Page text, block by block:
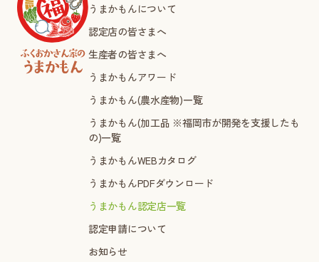
うまかもんについて
認定店の皆さまへ
生産者の皆さまへ
うまかもんアワード
うまかもん(農水産物)一覧
うまかもん(加工品 ※福岡市が開発を支援したも
の)一覧
うまかもんWEBカタログ
うまかもんPDFダウンロード
うまかもん認定店一覧
認定申請について
お知らせ